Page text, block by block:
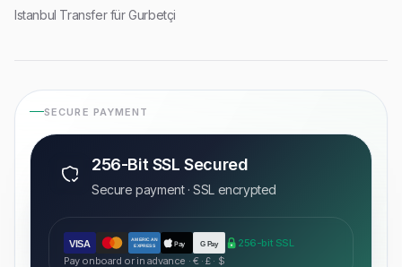
Istanbul Transfer für Gurbetçi
SECURE PAYMENT
256-Bit SSL Secured
Secure payment · SSL encrypted
VISA
AMERICAN
EXPRESS
Pay G Pay
256-bit SSL
Pay onboard or in advance · € · £ · $